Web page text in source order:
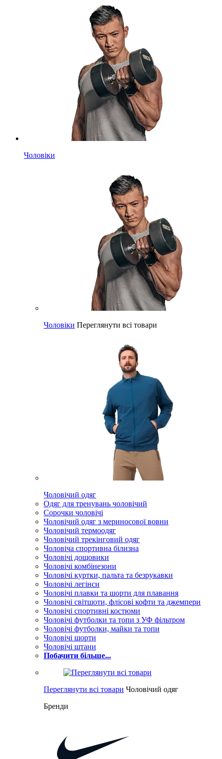
Чоловіки
Чоловіки Переглянути всі товари
Чоловічий одяг
Одяг для тренувань чоловічий
Сорочки чоловічі
Чоловічий одяг з мериносової вовни
Чоловічий термоодяг
Чоловічий трекінговий одяг
Чоловіча спортивна білизна
Чоловічі дощовики
Чоловічі комбінезони
Чоловічі куртки, пальта та безрукавки
Чоловічі легінси
Чоловічі плавки та шорти для плавання
Чоловічі світшоти, флісові кофти та джемпери
Чоловічі спортивні костюми
Чоловічі футболки та топи з УФ фільтром
Чоловічі футболки, майки та топи
Чоловічі шорти
Чоловічі штани
Побачити більше...
Переглянути всі товари Чоловічий одяг
Бренди